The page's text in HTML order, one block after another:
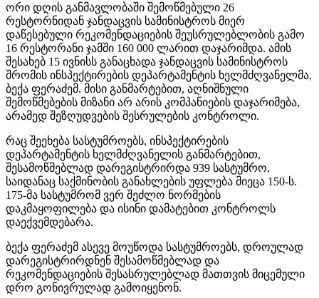
ორი დღის განმავლობაში შემოწმებული 26
რესტორნიდან ჯანდაცვის სამინისტროს მიერ
დაწესებული რეკომენდაციების შეუსრულებლობის გამო
16 რესტორანი ჯამში 160 000 ლარით დაჯარიმდა. ამის
შესახებ 15 ივნისს განაცხადა ჯანდაცვის სამინისტროს
შრომის ინსპექტირების დეპარტამენტის ხელმძღვანელმა,
ბექა ფერაძემ. მისი განმარტებით, აღნიშნული
შემოწმებების მიზანი არ არის კომპანიების დაჯარიმება,
არამედ შეზღუდვების შესრულების კონტროლი.
რაც შეეხება სასტუმროებს, ინსპექტირების
დეპარტამენტის ხელმძღვანელის განმარტებით,
შესამოწმებლად დარეგისტრირდა 939 სასტუმრო,
საიდანაც საქმინობის განახლების უფლება მიეცა 150-ს.
175-მა სასტუმრომ ვერ შეძლო ნორმების
დაკმაყოფილება და ისინი დამატებით კონტროლს
დაექვემდებარა.
ბექა ფერაძემ ასევე მოუწოდა სასტუმროებს, დროულად
დარეგისტრირდნენ შესამოწმებლად და
რეკომენდაციების შესასრულებლად მათთვის მიცემული
დრო გონივრულად გამოიყენონ.